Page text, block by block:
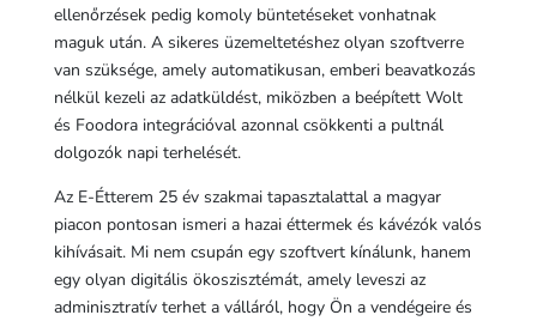
ellenőrzések pedig komoly büntetéseket vonhatnak
maguk után. A sikeres üzemeltetéshez olyan szoftverre
van szüksége, amely automatikusan, emberi beavatkozás
nélkül kezeli az adatküldést, miközben a beépített Wolt
és Foodora integrációval azonnal csökkenti a pultnál
dolgozók napi terhelését.
Az E-Étterem 25 év szakmai tapasztalattal a magyar
piacon pontosan ismeri a hazai éttermek és kávézók valós
kihívásait. Mi nem csupán egy szoftvert kínálunk, hanem
egy olyan digitális ökoszisztémát, amely leveszi az
adminisztratív terhet a válláról, hogy Ön a vendégeire és